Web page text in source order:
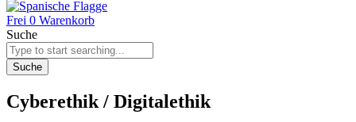
Frei 0 Warenkorb
Suche
Suche
Cyberethik / Digitalethik